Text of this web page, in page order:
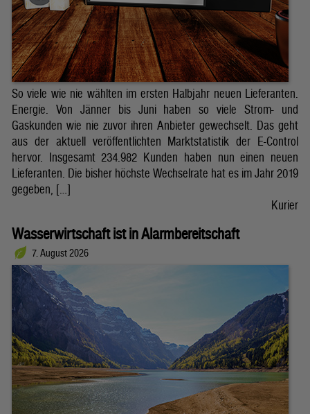
So viele wie nie wählten im ersten Halbjahr neuen Lieferanten.
Energie. Von Jänner bis Juni haben so viele Strom- und
Gaskunden wie nie zuvor ihren Anbieter gewechselt. Das geht
aus der aktuell veröffentlichten Marktstatistik der E-Control
hervor. Insgesamt 234.982 Kunden haben nun einen neuen
Lieferanten. Die bisher höchste Wechselrate hat es im Jahr 2019
gegeben, […]
Kurier
Wasserwirtschaft ist in Alarmbereitschaft
7. August 2026